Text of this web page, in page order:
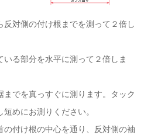
対側の付け根までを測って２倍し
る部分を水平に測って２倍しま
でを真っすぐに測ります。タック
めにお測りください。
付け根の中心を通り、反対側の袖